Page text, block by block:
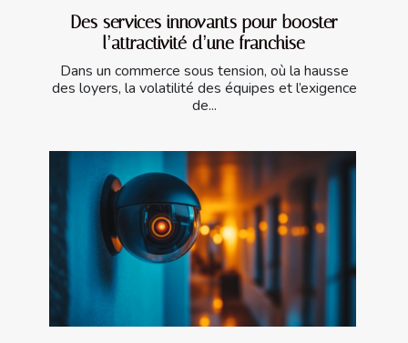
Des services innovants pour booster
l’attractivité d’une franchise
Dans un commerce sous tension, où la hausse
des loyers, la volatilité des équipes et l’exigence
de...